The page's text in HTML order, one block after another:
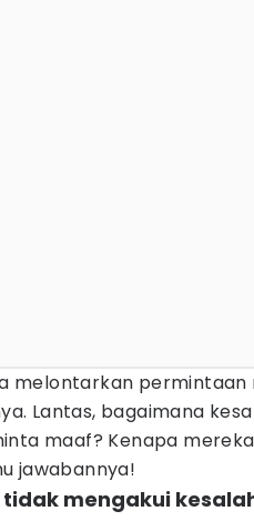
melontarkan
Lantas, bagaimana
maaf? Kenapa
jawabannya!
tidak mengakui